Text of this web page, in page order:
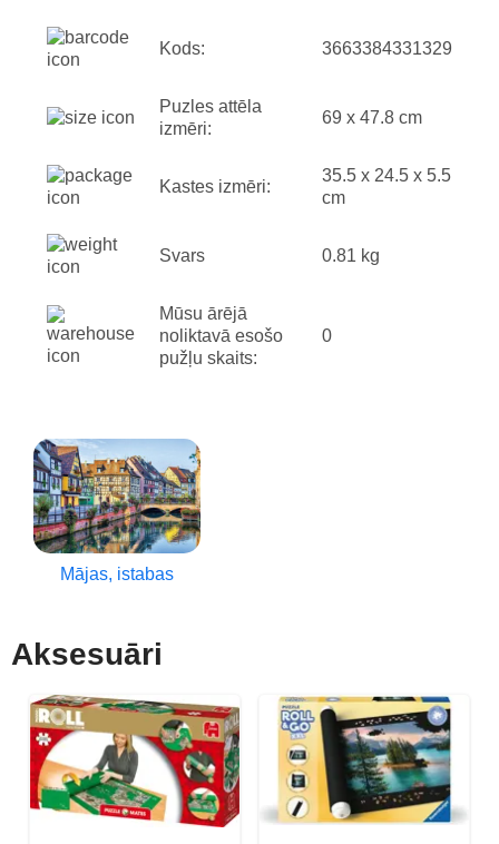
Kods: 3663384331329
Puzles attēla
izmēri:
69 x 47.8 cm
Kastes izmēri:
35.5 x 24.5 x 5.5
cm
Svars 0.81 kg
Mūsu ārējā
noliktavā esošo
pužļu skaits:
0
Mājas, istabas
Aksesuāri